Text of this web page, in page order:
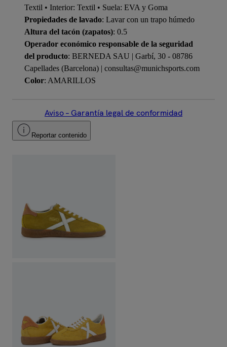
Textil • Interior: Textil • Suela: EVA y Goma
Propiedades de lavado: Lavar con un trapo húmedo
Altura del tacón (zapatos): 0.5
Operador económico responsable de la seguridad
del producto: BERNEDA SAU | Garbí, 30 - 08786
Capellades (Barcelona) | consultas@munichsports.com
Color: AMARILLOS
Aviso – Garantía legal de conformidad
Reportar contenido